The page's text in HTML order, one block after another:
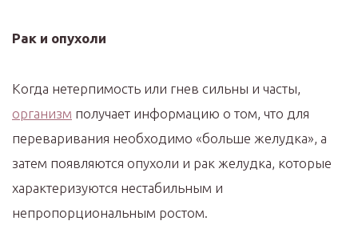
Рак и опухоли
Когда нетерпимость или гнев сильны и часты,
организм получает информацию о том, что для
переваривания необходимо «больше желудка», а
затем появляются опухоли и рак желудка, которые
характеризуются нестабильным и
непропорциональным ростом.